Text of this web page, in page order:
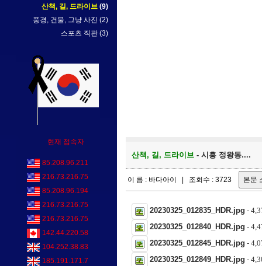
산책, 길, 드라이브 (9)
풍경, 건물, 그냥 사진 (2)
스포츠 직관 (3)
현재 접속자
85.208.96.211
216.73.216.75
85.208.96.194
216.73.216.75
216.73.216.75
142.44.220.58
104.252.38.83
185.191.171.7
산책, 길, 드라이브 - 시흥 정왕동....
이 름 : 바다아이 | 조회수 : 3723
20230325_012835_HDR.jpg -
20230325_012840_HDR.jpg -
20230325_012845_HDR.jpg -
20230325_012849_HDR.jpg -